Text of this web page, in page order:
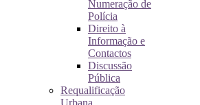
Numeração de
Polícia
Direito à
Informação e
Contactos
Discussão
Pública
Requalificação
Urbana